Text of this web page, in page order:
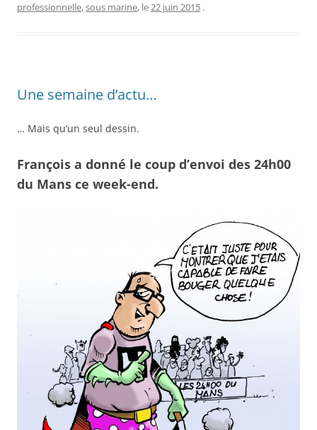
professionnelle,sous marine, le22 juin 2015 .
Une semaine d’actu…
… Mais qu’un seul dessin.
François a donné le coup d’envoi des 24h00
du Mans ce week-end.